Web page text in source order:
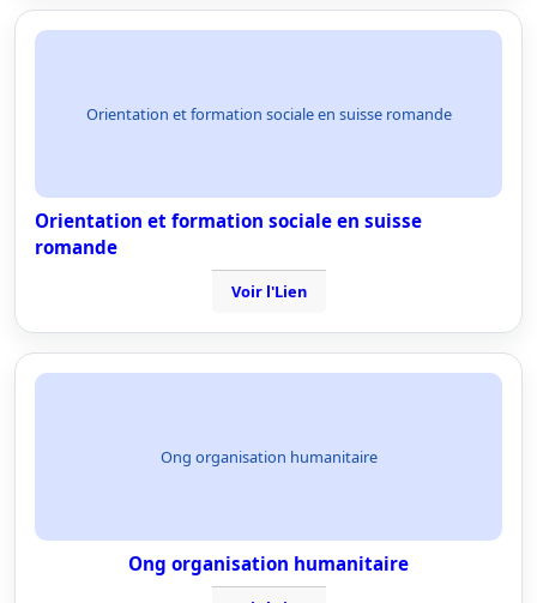
Orientation et formation sociale en suisse romande
Orientation et formation sociale en suisse
romande
Voir l'Lien
Ong organisation humanitaire
Ong organisation humanitaire